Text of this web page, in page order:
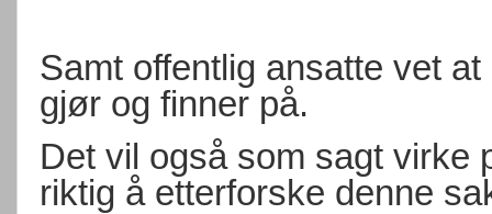
Samt offentlig ansatte vet
gjør og finner på.
Det vil også som sagt virke
riktig å etterforske denne